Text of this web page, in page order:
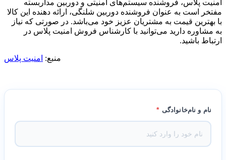
امنیت پلاس، فروشنده سیستم‌های امنیتی و دوربین مداربسته
مفتخر است به عنوان فروشنده دوربین شلنگی، ارائه دهنده این کالا
با بهترین قیمت به مشتریان عزیز خود می‌باشد. در صورتی که نیاز
به مشاوره دارید می‌توانید با کارشناس فروش امنیت پلاس در
ارتباط باشید.
منبع: امنیت پلاس
نام و نام‌خانوادگی *